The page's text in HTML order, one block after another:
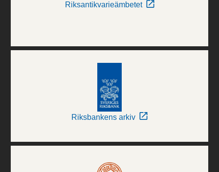
Riksantikvarieämbetet
Riksbankens arkiv